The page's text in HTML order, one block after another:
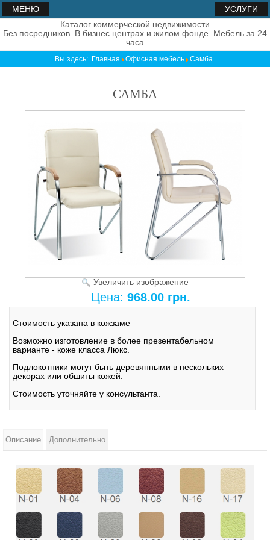
МЕНЮ
УСЛУГИ
Каталог коммерческой недвижимости
Без посредников. В бизнес центрах и жилом фонде. Мебель за 24
часа
Вы здесь: Главная Офисная мебель Самба
САМБА
Увеличить изображение
Цена: 968.00 грн.
Стоимость указана в кожзаме
Возможно изготовление в более презентабельном
варианте - коже класса Люкс.
Подлокотники могут быть деревянными в нескольких
декорах или обшиты кожей.
Стоимость уточняйте у консультанта.
Описание Дополнительно